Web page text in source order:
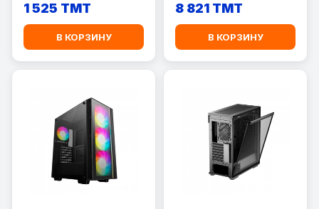
1 525 TMT
В КОРЗИНУ
8 821 TMT
В КОРЗИНУ